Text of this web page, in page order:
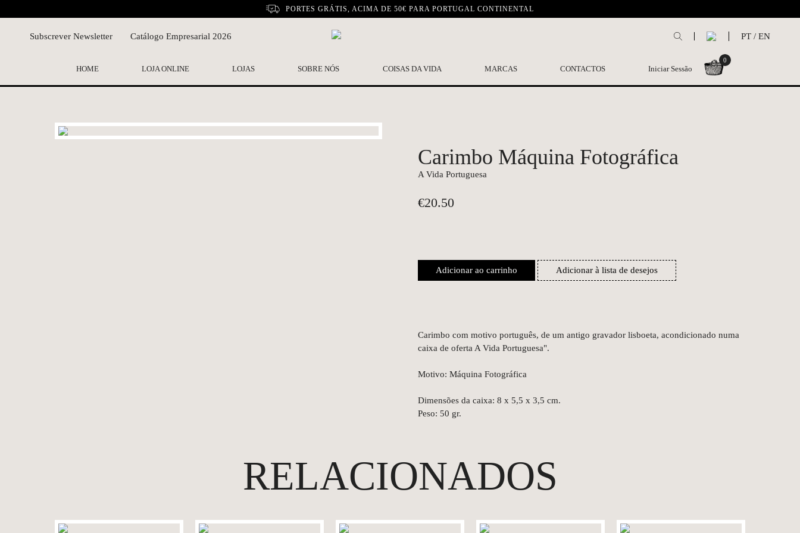
PORTES GRÁTIS, ACIMA DE 50€ PARA PORTUGAL CONTINENTAL
Subscrever Newsletter Catálogo Empresarial 2026 PT / EN
HOME LOJA ONLINE LOJAS SOBRE NÓS COISAS DA VIDA MARCAS CONTACTOS Iniciar Sessão
0
Carimbo Máquina Fotográfica
A Vida Portuguesa
€20.50
Adicionar ao carrinho Adicionar à lista de desejos
Carimbo com motivo português, de um antigo gravador lisboeta, acondicionado numa
caixa de oferta A Vida Portuguesa".
Motivo: Máquina Fotográfica
Dimensões da caixa: 8 x 5,5 x 3,5 cm.
Peso: 50 gr.
RELACIONADOS